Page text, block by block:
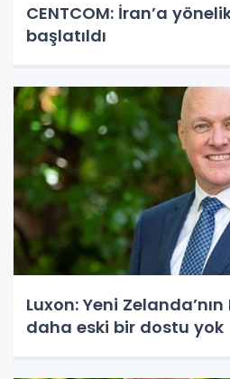
CENTCOM: İran’a
başlatıldı
Luxon: Yeni
daha eski bir dostu yok